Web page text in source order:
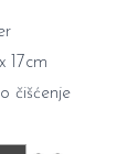
17cm
čišćenje